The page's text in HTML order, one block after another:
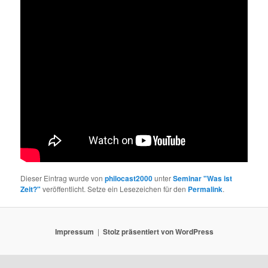
Dieser Eintrag wurde vonphilocast2000unterSeminar "Was ist
Zeit?" veröffentlicht. Setze ein Lesezeichen für den Permalink.
Impressum Stolz präsentiert von WordPress